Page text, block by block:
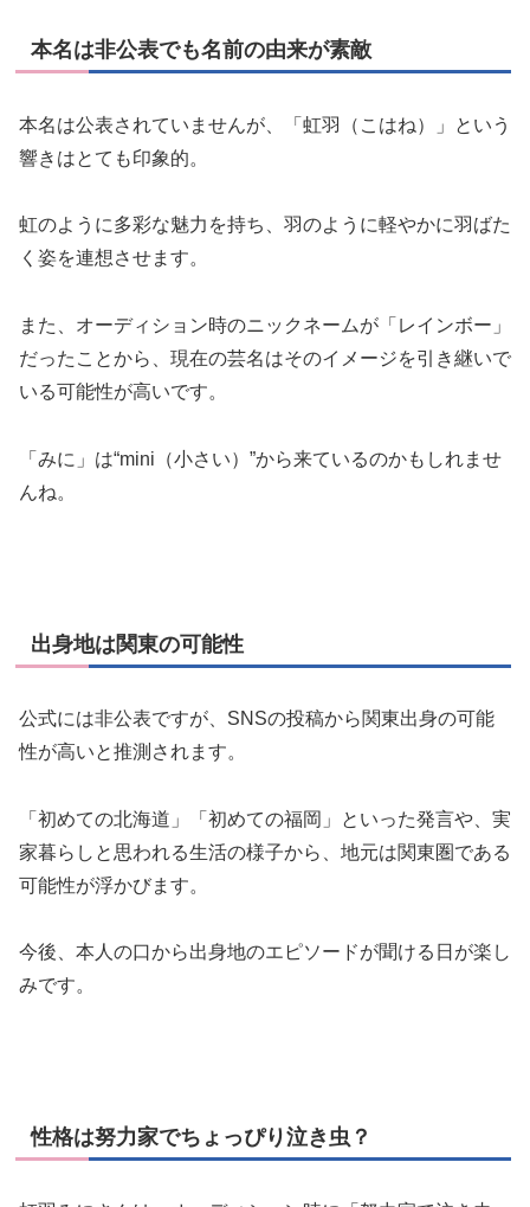
本名は非公表でも名前の由来が素敵
本名は公表されていませんが、「虹羽（こはね）」という
響きはとても印象的。
虹のように多彩な魅力を持ち、羽のように軽やかに羽ばた
く姿を連想させます。
また、オーディション時のニックネームが「レインボー」
だったことから、現在の芸名はそのイメージを引き継いで
いる可能性が高いです。
「みに」は“mini（小さい）”から来ているのかもしれませ
んね。
出身地は関東の可能性
公式には非公表ですが、SNSの投稿から関東出身の可能
性が高いと推測されます。
「初めての北海道」「初めての福岡」といった発言や、実
家暮らしと思われる生活の様子から、地元は関東圏である
可能性が浮かびます。
今後、本人の口から出身地のエピソードが聞ける日が楽し
みです。
性格は努力家でちょっぴり泣き虫？